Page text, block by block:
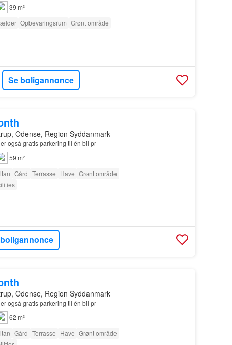
39 m²
Opbevaringsrum Grønt område
Se boligannonce
Odense, Region Syddanmark
også gratis parkering til én bil pr
59 m²
Gård Terrasse Have Grønt område
Odense, Region Syddanmark
også gratis parkering til én bil pr
62 m²
Gård Terrasse Have Grønt område